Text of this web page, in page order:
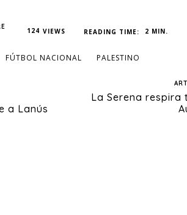
124 VIEWS READING TIME: 2 MIN.
FÚTBOL NACIONAL PALESTINO
a Lanús
La Serena respira